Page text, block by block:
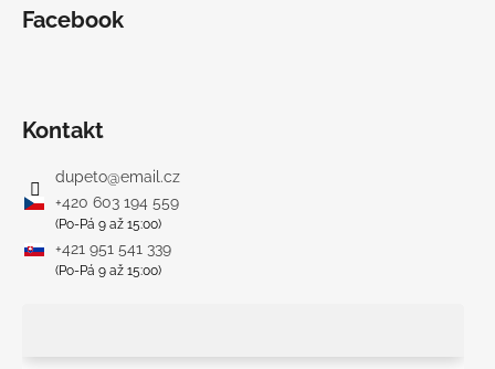
Facebook
Kontakt
dupeto@email.cz
+420 603 194 559
(Po-Pá 9 až 15:00)
+421 951 541 339
(Po-Pá 9 až 15:00)